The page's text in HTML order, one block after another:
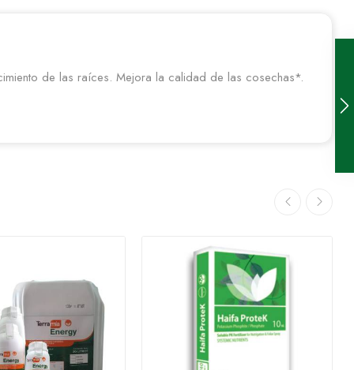
de las raíces. Mejora la calidad de las cosechas*.